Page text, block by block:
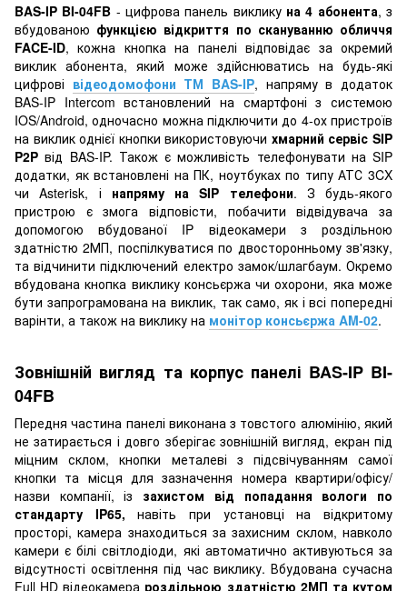
BAS-IP BI-04FB - цифрова панель виклику на 4 абонента, з
вбудованою функцією відкриття по скануванню обличчя
FACE-ID, кожна кнопка на панелі відповідає за окремий
виклик абонента, який може здійснюватись на будь-які
цифрові відеодомофони ТМ BAS-IP, напряму в додаток
BAS-IP Intercom встановлений на смартфоні з системою
IOS/Android, одночасно можна підключити до 4-ох пристроїв
на виклик однієї кнопки використовуючи хмарний сервіс SIP
P2P від BAS-IP. Також є можливість телефонувати на SIP
додатки, як встановлені на ПК, ноутбуках по типу АТС 3CX
чи Asterisk, і напряму на SIP телефони. З будь-якого
пристрою є змога відповісти, побачити відвідувача за
допомогою вбудованої IP відеокамери з роздільною
здатністю 2МП, поспілкуватися по двосторонньому зв'язку,
та відчинити підключений електро замок/шлагбаум. Окремо
вбудована кнопка виклику консьєржа чи охорони, яка може
бути запрограмована на виклик, так само, як і всі попередні
варінти, а також на виклику на монітор консьєржа AM-02.
Зовнішній вигляд та корпус панелі BAS-IP BI-
04FB
Передня частина панелі виконана з товстого алюмінію, який
не затирається і довго зберігає зовнішній вигляд, екран під
міцним склом, кнопки металеві з підсвічуванням самої
кнопки та місця для зазначення номера квартири/офісу/
назви компанії, із захистом від попадання вологи по
стандарту IP65, навіть при установці на відкритому
просторі, камера знаходиться за захисним склом, навколо
камери є білі світлодіоди, які автоматично активуються за
відсутності освітлення під час виклику. Вбудована сучасна
Full HD відеокамера роздільною здатністю 2МП та кутом